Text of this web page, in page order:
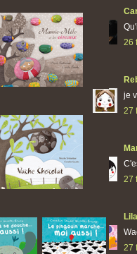
26
je
27
27
Lila
27